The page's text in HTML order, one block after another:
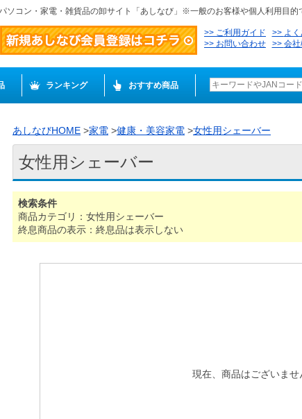
ソコン・家電・雑貨品の卸サイト「あしなび」※一般のお客様や個人利用目的
ご利用ガイド
よ
お問い合わせ
会
ランキング おすすめ商品
あしなびHOME >家電 >健康・美容家電 >女性用シェーバー
女性用シェーバー
検索条件
商品カテゴリ：女性用シェーバー
終息商品の表示：終息品は表示しない
現在、商品はございませ